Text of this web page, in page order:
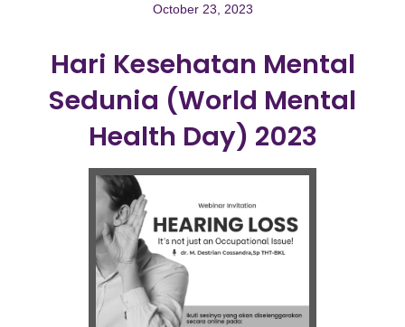
October 23, 2023
Hari Kesehatan Mental
Sedunia (World Mental
Health Day) 2023